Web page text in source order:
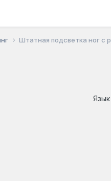
Штатная подсветка ног с